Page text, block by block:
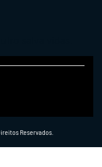
Reservados.